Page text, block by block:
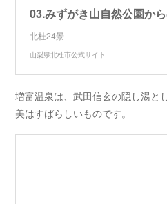
北杜24景
山梨県北杜市公式サイト
増富温泉は、武田信玄の隠し湯と
美はすばらしいものです。